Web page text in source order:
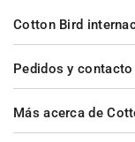
Pedidos y contacto
Más acerca de
Cotton Bird